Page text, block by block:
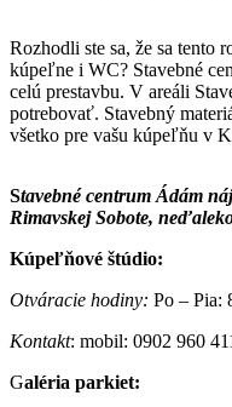
Rozhodli ste sa, že sa tento
kúpeľne i WC? Stavebné
celú prestavbu. V areáli
potrebovať. Stavebný
všetko pre vašu kúpeľňu v
Stavebné centrum Ádám
Rimavskej Sobote,
Kúpeľňové štúdio:
Otváracie hodiny: Po – Pia:
Kontakt: mobil: 0902 960
Galéria parkiet: